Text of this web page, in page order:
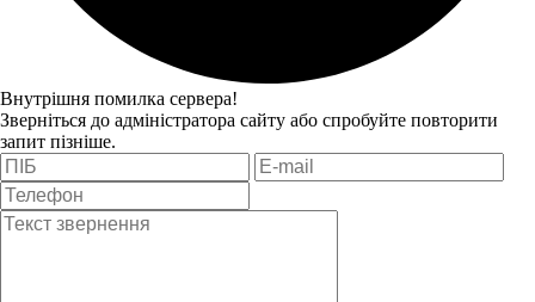
Внутрішня помилка сервера!
Зверніться до адміністратора сайту або спробуйте повторити
запит пізніше.